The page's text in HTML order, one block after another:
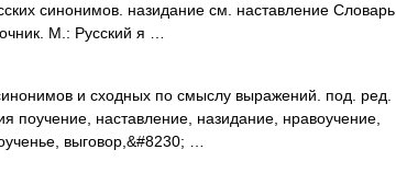
синонимов. назидание см. наставление Словарь
М.: Русский я …
и сходных по смыслу выражений. под. ред.
наставление, назидание, нравоучение,
выговор,&#8230; …